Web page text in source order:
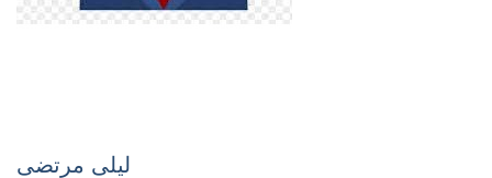
ليلى مرتضى